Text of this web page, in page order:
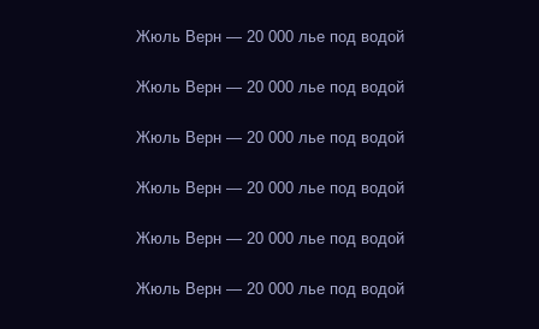
Жюль Верн — 20 000 лье под водой
Жюль Верн — 20 000 лье под водой
Жюль Верн — 20 000 лье под водой
Жюль Верн — 20 000 лье под водой
Жюль Верн — 20 000 лье под водой
Жюль Верн — 20 000 лье под водой